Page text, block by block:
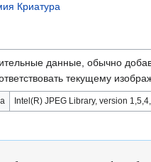
Криатура
данные, обычно
текущему
Intel(R) JPEG Library, version